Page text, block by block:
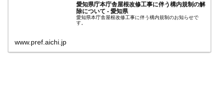
愛知県庁本庁舎屋根改修工事に伴う構内規制の解
除について - 愛知県
愛知県本庁舎屋根改修工事に伴う構内規制のお知らせで
す。
www.pref.aichi.jp